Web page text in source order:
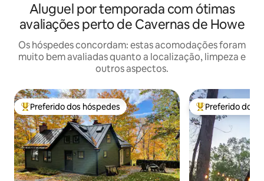
Aluguel por temporada com ótimas
avaliações perto de Cavernas de Howe
Os hóspedes concordam: estas acomodações foram
muito bem avaliadas quanto a localização, limpeza e
outros aspectos.
Entre os melhores preferidos dos hóspedes
Preferido dos hóspedes Entre os
Preferido dos